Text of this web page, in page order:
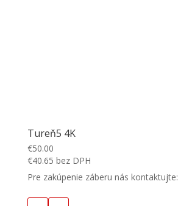
Tureň5 4K
€50.00
€40.65 bez DPH
Pre zakúpenie záberu nás kontaktujte: